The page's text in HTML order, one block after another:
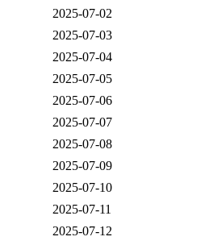
2025-07-02
2025-07-03
2025-07-04
2025-07-05
2025-07-06
2025-07-07
2025-07-08
2025-07-09
2025-07-10
2025-07-11
2025-07-12